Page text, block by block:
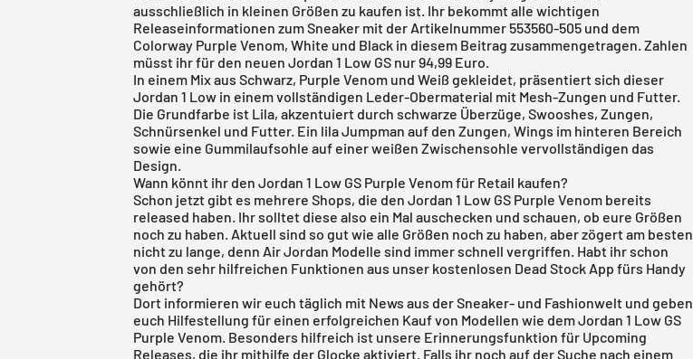
ausschließlich in kleinen Größen zu kaufen ist. Ihr bekommt alle wichtigen
Releaseinformationen zum Sneaker mit der Artikelnummer 553560-505 und dem
Colorway Purple Venom, White und Black in diesem Beitrag zusammengetragen. Zahlen
müsst ihr für den neuen Jordan 1 Low GS nur 94,99 Euro.
In einem Mix aus Schwarz, Purple Venom und Weiß gekleidet, präsentiert sich dieser
Jordan 1 Low in einem vollständigen Leder-Obermaterial mit Mesh-Zungen und Futter.
Die Grundfarbe ist Lila, akzentuiert durch schwarze Überzüge, Swooshes, Zungen,
Schnürsenkel und Futter. Ein lila Jumpman auf den Zungen, Wings im hinteren Bereich
sowie eine Gummilaufsohle auf einer weißen Zwischensohle vervollständigen das
Design.
Wann könnt ihr den Jordan 1 Low GS Purple Venom für Retail kaufen?
Schon jetzt gibt es mehrere Shops, die den Jordan 1 Low GS Purple Venom bereits
released haben. Ihr solltet diese also ein Mal auschecken und schauen, ob eure Größen
noch zu haben. Aktuell sind so gut wie alle Größen noch zu haben, aber zögert am besten
nicht zu lange, denn Air Jordan Modelle sind immer schnell vergriffen. Habt ihr schon
von den sehr hilfreichen Funktionen aus unser kostenlosen Dead Stock App fürs Handy
gehört?
Dort informieren wir euch täglich mit News aus der Sneaker- und Fashionwelt und geben
euch Hilfestellung für einen erfolgreichen Kauf von Modellen wie dem Jordan 1 Low GS
Purple Venom. Besonders hilfreich ist unsere Erinnerungsfunktion für Upcoming
Releases, die ihr mithilfe der Glocke aktiviert. Falls ihr noch auf der Suche nach einem